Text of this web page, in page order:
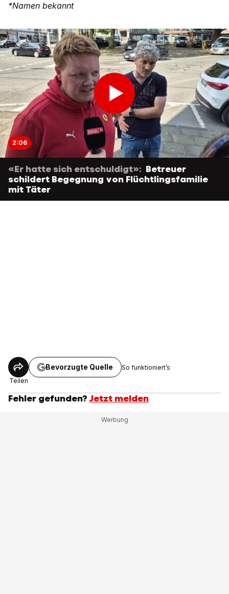
*Namen bekannt
2:06
«Er hatte sich entschuldigt»: Betreuer
schildert Begegnung von Flüchtlingsfamilie
mit Täter
Teilen
Bevorzugte Quelle So funktioniert’s
Fehler gefunden? Jetzt melden